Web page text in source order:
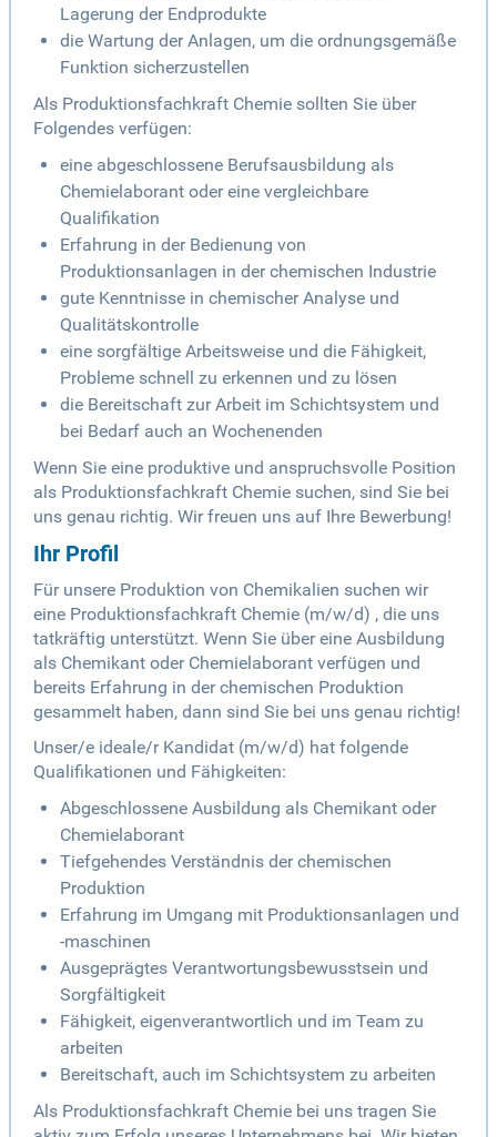
Lagerung der Endprodukte
die Wartung der Anlagen, um die ordnungsgemäße
Funktion sicherzustellen
Als Produktionsfachkraft Chemie sollten Sie über
Folgendes verfügen:
eine abgeschlossene Berufsausbildung als
Chemielaborant oder eine vergleichbare
Qualifikation
Erfahrung in der Bedienung von
Produktionsanlagen in der chemischen Industrie
gute Kenntnisse in chemischer Analyse und
Qualitätskontrolle
eine sorgfältige Arbeitsweise und die Fähigkeit,
Probleme schnell zu erkennen und zu lösen
die Bereitschaft zur Arbeit im Schichtsystem und
bei Bedarf auch an Wochenenden
Wenn Sie eine produktive und anspruchsvolle Position
als Produktionsfachkraft Chemie suchen, sind Sie bei
uns genau richtig. Wir freuen uns auf Ihre Bewerbung!
Ihr Profil
Für unsere Produktion von Chemikalien suchen wir
eine Produktionsfachkraft Chemie (m/w/d) , die uns
tatkräftig unterstützt. Wenn Sie über eine Ausbildung
als Chemikant oder Chemielaborant verfügen und
bereits Erfahrung in der chemischen Produktion
gesammelt haben, dann sind Sie bei uns genau richtig!
Unser/e ideale/r Kandidat (m/w/d) hat folgende
Qualifikationen und Fähigkeiten:
Abgeschlossene Ausbildung als Chemikant oder
Chemielaborant
Tiefgehendes Verständnis der chemischen
Produktion
Erfahrung im Umgang mit Produktionsanlagen und
-maschinen
Ausgeprägtes Verantwortungsbewusstsein und
Sorgfältigkeit
Fähigkeit, eigenverantwortlich und im Team zu
arbeiten
Bereitschaft, auch im Schichtsystem zu arbeiten
Als Produktionsfachkraft Chemie bei uns tragen Sie